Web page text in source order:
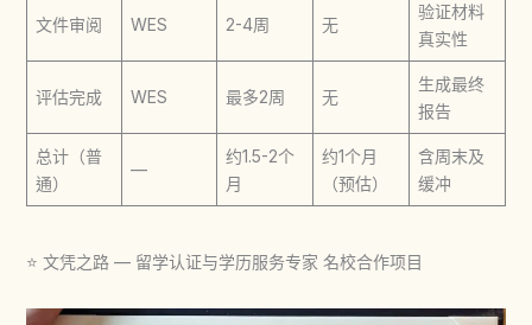
文件审阅 WES 2-4周 无
验证材料
真实性
评估完成 WES 最多2周 无
生成最终
报告
总计（普
通）
—
约1.5-2个
月
约1个月
（预估）
含周末及
缓冲
⭐ 文凭之路 — 留学认证与学历服务专家 名校合作项目